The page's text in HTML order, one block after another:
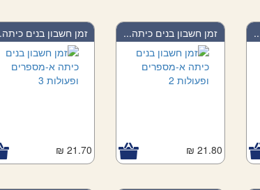
זמן חשבון בנים כיתה...
21.80 ₪
זמן חשבון בנים
21.70 ₪